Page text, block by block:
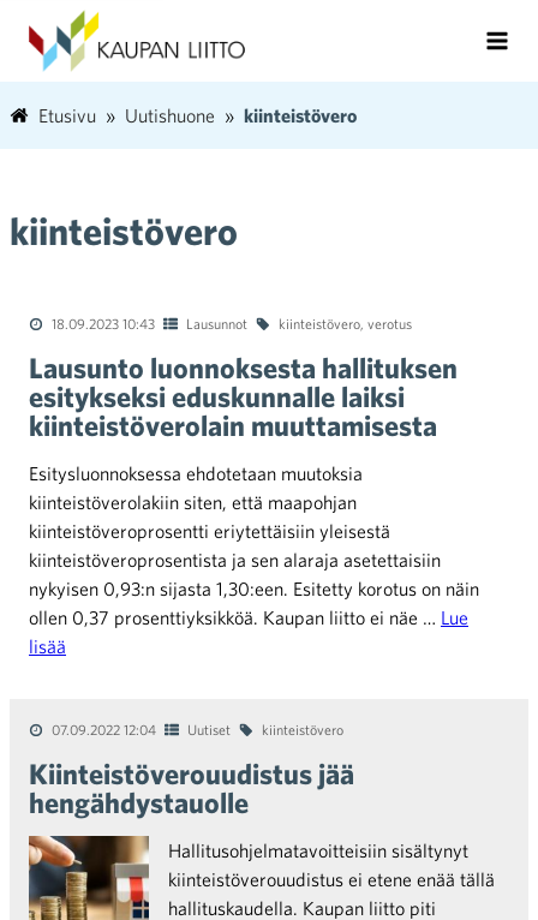
Etusivu Uutishuone kiinteistövero
kiinteistövero
18.09.2023 10:43 Lausunnot kiinteistövero, verotus
Lausunto luonnoksesta hallituksen
esitykseksi eduskunnalle laiksi
kiinteistöverolain muuttamisesta
Esitysluonnoksessa ehdotetaan muutoksia
kiinteistöverolakiin siten, että maapohjan
kiinteistöveroprosentti eriytettäisiin yleisestä
kiinteistöveroprosentista ja sen alaraja asetettaisiin
nykyisen 0,93:n sijasta 1,30:een. Esitetty korotus on näin
ollen 0,37 prosenttiyksikköä. Kaupan liitto ei näe … Lue
lisää
07.09.2022 12:04 Uutiset kiinteistövero
Kiinteistöverouudistus jää
hengähdystauolle
Hallitusohjelmatavoitteisiin sisältynyt
kiinteistöverouudistus ei etene enää tällä
hallituskaudella. Kaupan liitto piti